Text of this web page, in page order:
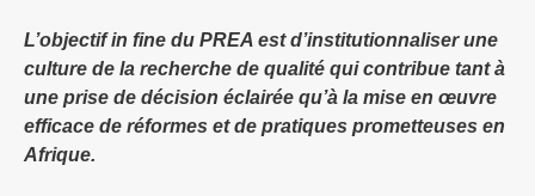
L’objectif in fine du PREA est d’institutionnaliser une
culture de la recherche de qualité qui contribue tant à
une prise de décision éclairée qu’à la mise en œuvre
efficace de réformes et de pratiques prometteuses en
Afrique.